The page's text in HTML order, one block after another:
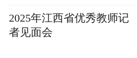
2025年江西省优秀教师记
者见面会